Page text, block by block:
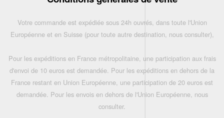
Votre commande est expédiée sous 24h ouvrés, dans toute l'Union
Européenne et en Suisse (pour toute autre destination, nous consulter),
Pour les expéditions en France métropolitaine, une participation aux frais
d'envoi de 10 euros est demandée. Pour les expéditions en dehors de la
France restant en Union Européenne, une participation de 20 euros est
demandée. Pour les envois en dehors de l'Union Européenne, nous
consulter.